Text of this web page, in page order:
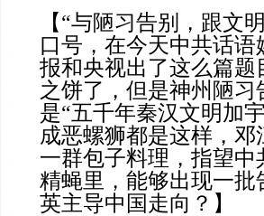
【“与陋习告别，跟文
口号，在今天中共话
报和央视出了这么篇
之饼了，但是神州陋
是“五千年秦汉文明加
成恶螺狮都是这样，
一群包子料理，指望
精蝇里，能够出现一
英主导中国走向？】